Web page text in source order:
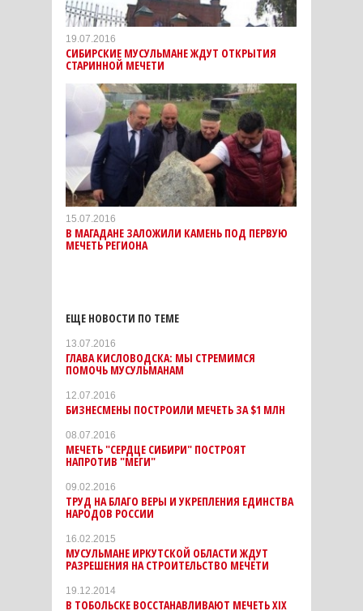
19.07.2016
СИБИРСКИЕ МУСУЛЬМАНЕ ЖДУТ ОТКРЫТИЯ
СТАРИННОЙ МЕЧЕТИ
15.07.2016
В МАГАДАНЕ ЗАЛОЖИЛИ КАМЕНЬ ПОД ПЕРВУЮ
МЕЧЕТЬ РЕГИОНА
ЕЩЕ НОВОСТИ ПО ТЕМЕ
13.07.2016
ГЛАВА КИСЛОВОДСКА: МЫ СТРЕМИМСЯ
ПОМОЧЬ МУСУЛЬМАНАМ
12.07.2016
БИЗНЕСМЕНЫ ПОСТРОИЛИ МЕЧЕТЬ ЗА $1 МЛН
08.07.2016
МЕЧЕТЬ "СЕРДЦЕ СИБИРИ" ПОСТРОЯТ
НАПРОТИВ "МЕГИ"
09.02.2016
ТРУД НА БЛАГО ВЕРЫ И УКРЕПЛЕНИЯ ЕДИНСТВА
НАРОДОВ РОССИИ
16.02.2015
МУСУЛЬМАНЕ ИРКУТСКОЙ ОБЛАСТИ ЖДУТ
РАЗРЕШЕНИЯ НА СТРОИТЕЛЬСТВО МЕЧЕТИ
19.12.2014
В ТОБОЛЬСКЕ ВОССТАНАВЛИВАЮТ МЕЧЕТЬ XIX